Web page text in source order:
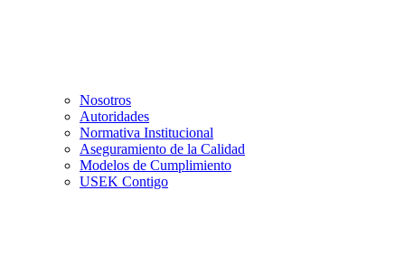
Nosotros
Autoridades
Normativa Institucional
Aseguramiento de la Calidad
Modelos de Cumplimiento
USEK Contigo